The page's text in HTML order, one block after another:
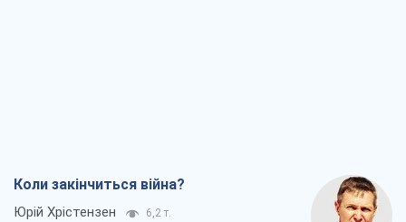
Коли закінчиться війна?
Юрій Хрістензен 6,2 т.